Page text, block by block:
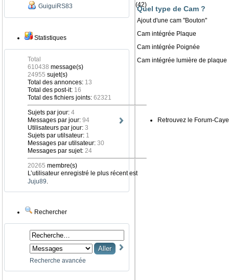
GuiguiRS83
(42)
Statistiques
Total
610438 message(s)
24955 sujet(s)
Total des annonces: 13
Total des post-it: 16
Total des fichiers joints: 62321
Sujets par jour: 4
Messages par jour: 94
Utilisateurs par jour: 3
Sujets par utilsateur: 1
Messages par utilsateur: 30
Messages par sujet: 24
20265 membre(s)
L’utilisateur enregistré le plus récent est
Juju89.
Rechercher
Recherche avancée
Quel type de Cam ?
Ajout d'une cam "Bouton"
Cam intégrée Plaque
Cam intégrée Poignée
Cam intégrée lumière de plaque
Retrouvez le Forum-